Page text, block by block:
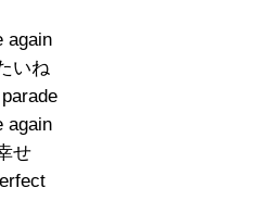
again
いね
again
せ